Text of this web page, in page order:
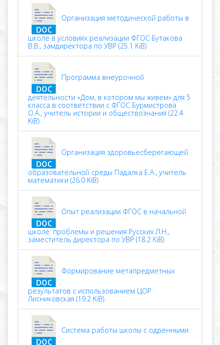
Организация методической работы в
школе в условиях реализации ФГОС Бутакова
В.В., замдиректора по УВР (25.1 KiB)
Программа внеурочной
деятельности «Дом, в котором мы живем» для 5
класса в соответствии с ФГОС Бурмистрова
О.А., учитель истории и обществознания (22.4
KiB)
Организация здоровьесберегающей
образовательной среды Падалка Е.А., учитель
математики (26.0 KiB)
Опыт реализации ФГОС в начальной
школе: проблемы и решения Русских Л.Н.,
заместитель директора по УВР (18.2 KiB)
Формирование метапредметных
результатов с использованием ЦОР
Лисниковская (19.2 KiB)
Система работы школы с одренными